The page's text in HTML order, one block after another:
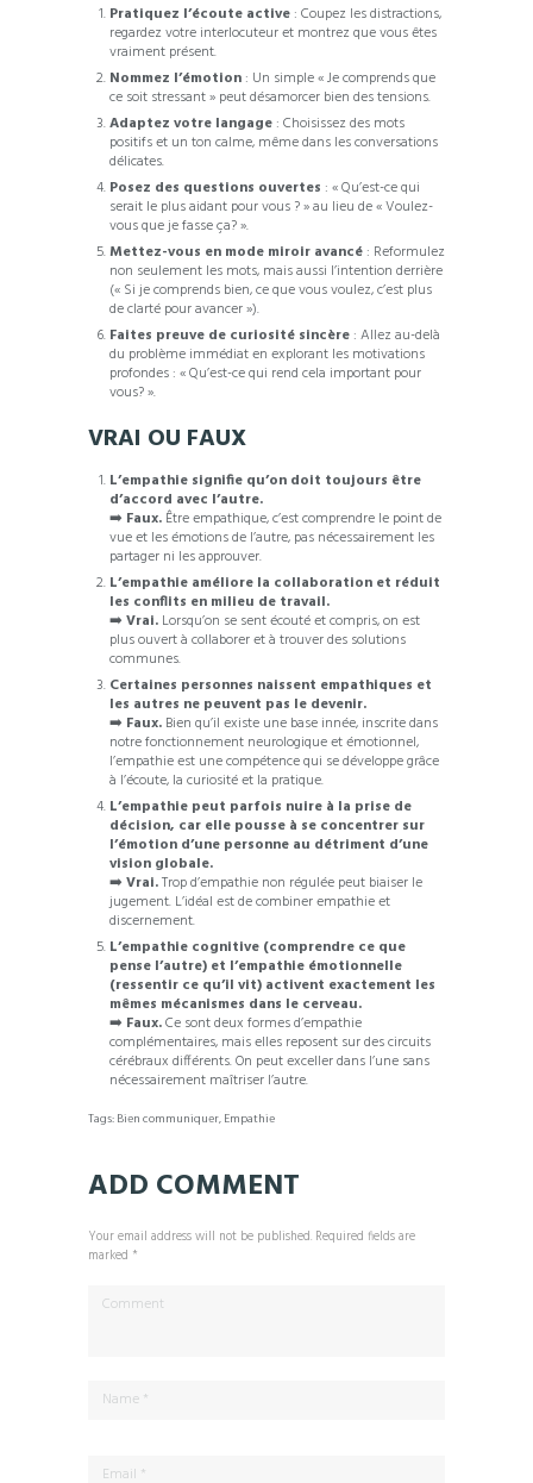
Pratiquez l’écoute active : Coupez les distractions,
regardez votre interlocuteur et montrez que vous êtes
vraiment présent.
Nommez l’émotion : Un simple « Je comprends que
ce soit stressant » peut désamorcer bien des tensions.
Adaptez votre langage : Choisissez des mots
positifs et un ton calme, même dans les conversations
délicates.
Posez des questions ouvertes : « Qu’est-ce qui
serait le plus aidant pour vous ? » au lieu de « Voulez-
vous que je fasse ça? ».
Mettez-vous en mode miroir avancé : Reformulez
non seulement les mots, mais aussi l’intention derrière
(« Si je comprends bien, ce que vous voulez, c’est plus
de clarté pour avancer »).
Faites preuve de curiosité sincère : Allez au-delà
du problème immédiat en explorant les motivations
profondes : « Qu’est-ce qui rend cela important pour
vous? ».
VRAI OU FAUX
L’empathie signifie qu’on doit toujours être
d’accord avec l’autre.
➡️ Faux. Être empathique, c’est comprendre le point de
vue et les émotions de l’autre, pas nécessairement les
partager ni les approuver.
L’empathie améliore la collaboration et réduit
les conflits en milieu de travail.
➡️ Vrai. Lorsqu’on se sent écouté et compris, on est
plus ouvert à collaborer et à trouver des solutions
communes.
Certaines personnes naissent empathiques et
les autres ne peuvent pas le devenir.
➡️ Faux. Bien qu’il existe une base innée, inscrite dans
notre fonctionnement neurologique et émotionnel,
l’empathie est une compétence qui se développe grâce
à l’écoute, la curiosité et la pratique.
L’empathie peut parfois nuire à la prise de
décision, car elle pousse à se concentrer sur
l’émotion d’une personne au détriment d’une
vision globale.
➡️ Vrai.Trop d’empathie non régulée peut biaiser le
jugement. L’idéal est de combiner empathie et
discernement.
L’empathie cognitive (comprendre ce que
pense l’autre) et l’empathie émotionnelle
(ressentir ce qu’il vit) activent exactement les
mêmes mécanismes dans le cerveau.
➡️ Faux.Ce sont deux formes d’empathie
complémentaires, mais elles reposent sur des circuits
cérébraux différents. On peut exceller dans l’une sans
nécessairement maîtriser l’autre.
Tags:Bien communiquer,Empathie
ADD COMMENT
Your email address will not be published. Required fields are
marked *